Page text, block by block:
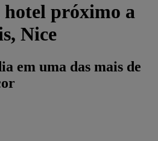
próximo a
Nice
em uma das mais de